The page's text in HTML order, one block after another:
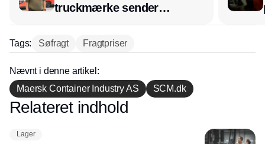
truckmærke sender
lagerchef stafetten videre
hos INOX
Tags: Søfragt Fragtpriser
Nævnt i denne artikel:
Maersk Container Industry AS
SCM.dk
Annonce
Relateret indhold
Lager